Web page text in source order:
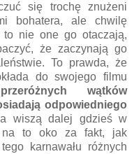
się trochę znużeni
bohatera, ale chwilę
to nie one go otaczają,
że zaczynają go
To prawda, że
do swojego filmu
wątków
odpowiedniego
wiszą dalej gdzieś w
na to oko za fakt, jak
karnawału różnych